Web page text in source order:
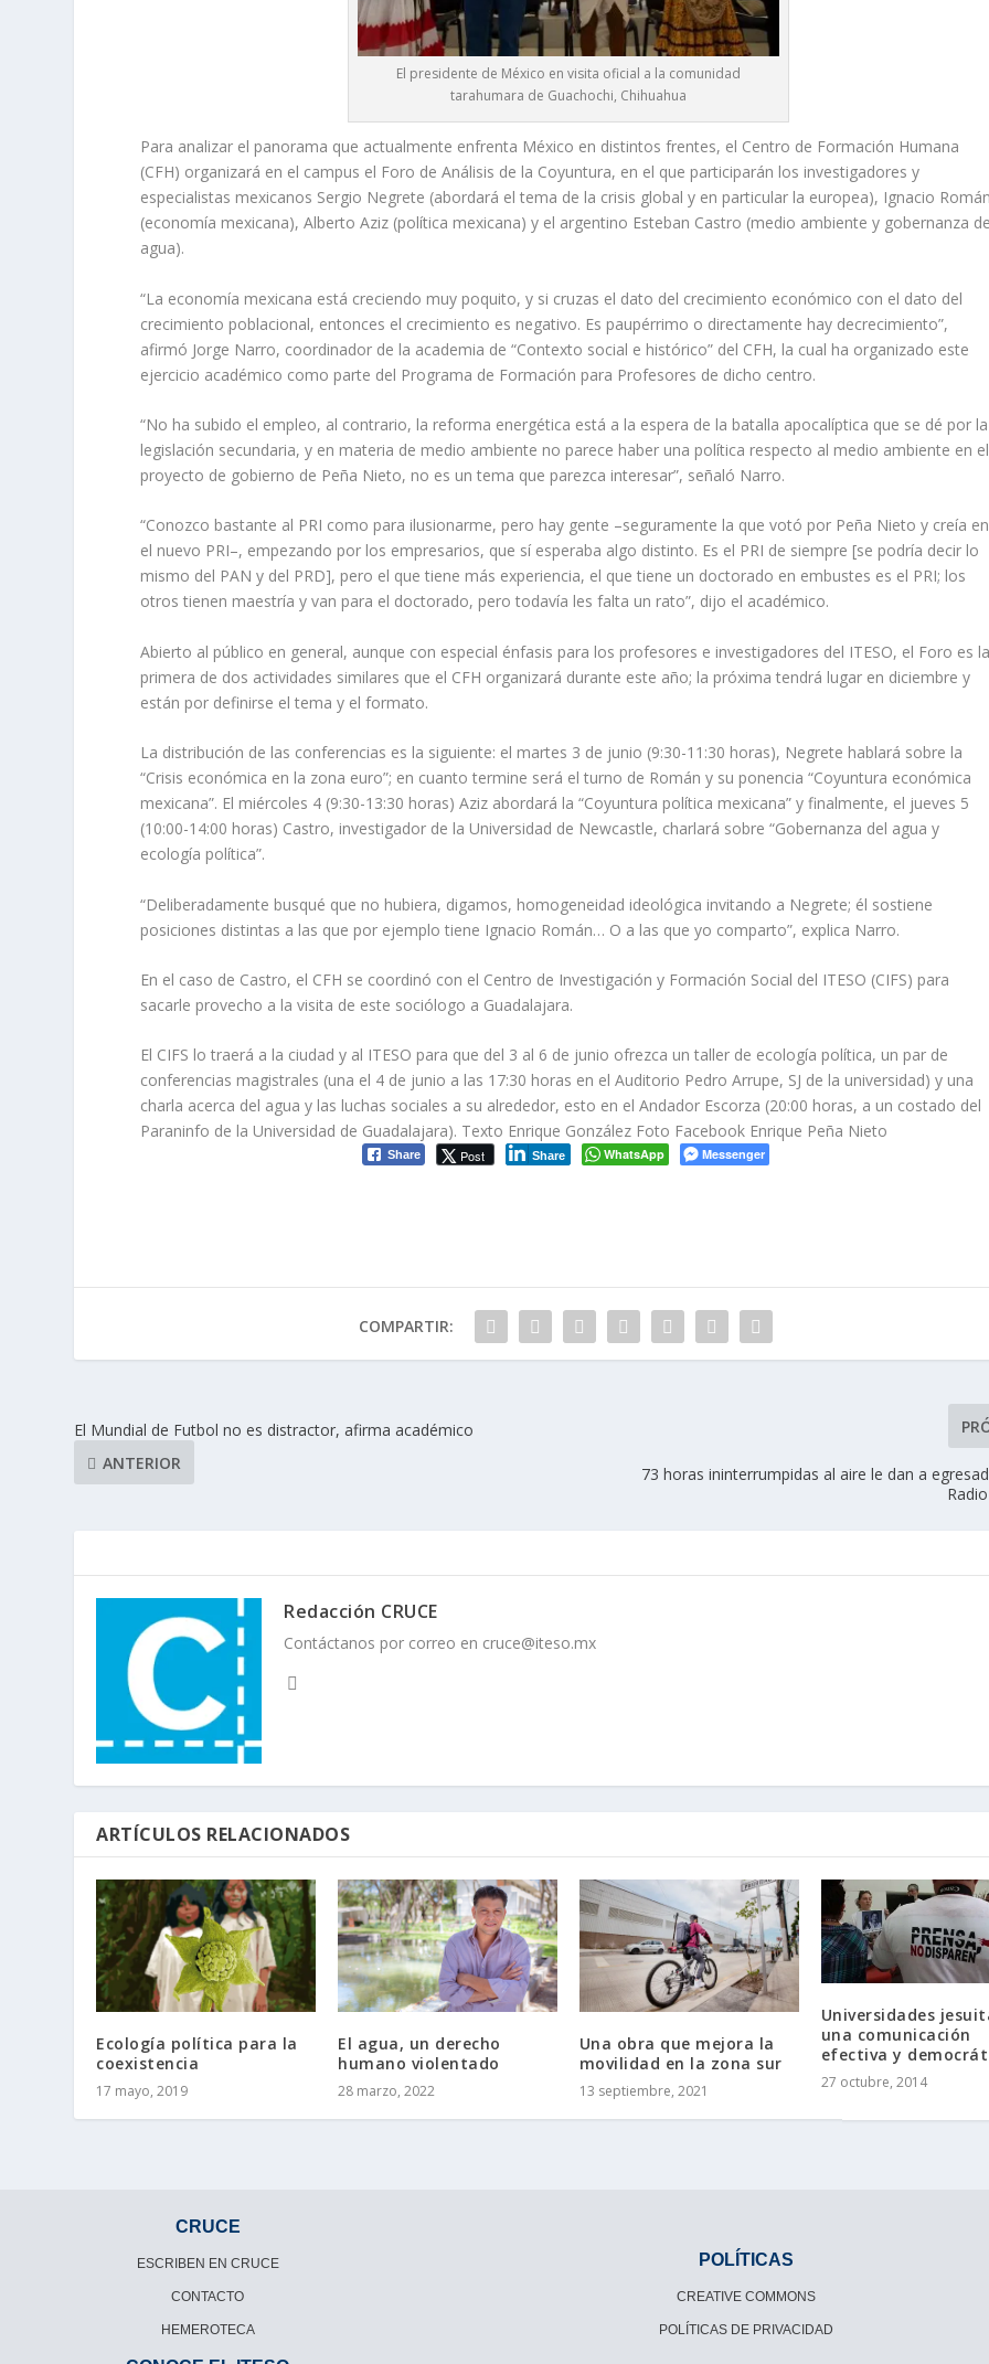
El presidente de México en visita oficial a la comunidad
tarahumara de Guachochi, Chihuahua
Para analizar el panorama que actualmente enfrenta México en distintos frentes, el Centro de Formación Humana
(CFH) organizará en el campus el Foro de Análisis de la Coyuntura, en el que participarán los investigadores y
especialistas mexicanos Sergio Negrete (abordará el tema de la crisis global y en particular la europea), Ignacio
(economía mexicana), Alberto Aziz (política mexicana) y el argentino Esteban Castro (medio ambiente y gobernanza
agua).
“La economía mexicana está creciendo muy poquito, y si cruzas el dato del crecimiento económico con el dato del
crecimiento poblacional, entonces el crecimiento es negativo. Es paupérrimo o directamente hay decrecimiento”,
afirmó Jorge Narro, coordinador de la academia de “Contexto social e histórico” del CFH, la cual ha organizado este
ejercicio académico como parte del Programa de Formación para Profesores de dicho centro.
“No ha subido el empleo, al contrario, la reforma energética está a la espera de la batalla apocalíptica que se dé por la
legislación secundaria, y en materia de medio ambiente no parece haber una política respecto al medio ambiente en el
proyecto de gobierno de Peña Nieto, no es un tema que parezca interesar”, señaló Narro.
“Conozco bastante al PRI como para ilusionarme, pero hay gente –seguramente la que votó por Peña Nieto y creía en
el nuevo PRI–, empezando por los empresarios, que sí esperaba algo distinto. Es el PRI de siempre [se podría decir lo
mismo del PAN y del PRD], pero el que tiene más experiencia, el que tiene un doctorado en embustes es el PRI; los
otros tienen maestría y van para el doctorado, pero todavía les falta un rato”, dijo el académico.
Abierto al público en general, aunque con especial énfasis para los profesores e investigadores del ITESO, el Foro es
primera de dos actividades similares que el CFH organizará durante este año; la próxima tendrá lugar en diciembre y
están por definirse el tema y el formato.
La distribución de las conferencias es la siguiente: el martes 3 de junio (9:30-11:30 horas), Negrete hablará sobre la
“Crisis económica en la zona euro”; en cuanto termine será el turno de Román y su ponencia “Coyuntura económica
mexicana”. El miércoles 4 (9:30-13:30 horas) Aziz abordará la “Coyuntura política mexicana” y finalmente, el jueves 5
(10:00-14:00 horas) Castro, investigador de la Universidad de Newcastle, charlará sobre “Gobernanza del agua y
ecología política”.
“Deliberadamente busqué que no hubiera, digamos, homogeneidad ideológica invitando a Negrete; él sostiene
posiciones distintas a las que por ejemplo tiene Ignacio Román… O a las que yo comparto”, explica Narro.
En el caso de Castro, el CFH se coordinó con el Centro de Investigación y Formación Social del ITESO (CIFS) para
sacarle provecho a la visita de este sociólogo a Guadalajara.
El CIFS lo traerá a la ciudad y al ITESO para que del 3 al 6 de junio ofrezca un taller de ecología política, un par de
conferencias magistrales (una el 4 de junio a las 17:30 horas en el Auditorio Pedro Arrupe, SJ de la universidad) y una
charla acerca del agua y las luchas sociales a su alrededor, esto en el Andador Escorza (20:00 horas, a un costado del
Paraninfo de la Universidad de Guadalajara). Texto Enrique González Foto Facebook Enrique Peña Nieto
Share Post Share WhatsApp Messenger
COMPARTIR:
El Mundial de Futbol no es distractor, afirma académico
ANTERIOR
73 horas ininterrumpidas al aire le dan a
Redacción CRUCE
Contáctanos por correo en cruce@iteso.mx
ARTÍCULOS RELACIONADOS
Ecología política para la
coexistencia
17 mayo, 2019
El agua, un derecho
humano violentado
28 marzo, 2022
Una obra que mejora la
movilidad en la zona sur
13 septiembre, 2021
Universidades
una comunicación
efectiva y
27 octubre, 2014
CRUCE
ESCRIBEN EN CRUCE
CONTACTO
HEMEROTECA
POLÍTICAS
CREATIVE COMMONS
POLÍTICAS DE PRIVACIDAD